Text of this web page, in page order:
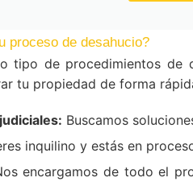
proceso de desahucio?
tipo de procedimientos de
tu propiedad de forma
Buscamos
inquilino y estás en
encargamos de todo el